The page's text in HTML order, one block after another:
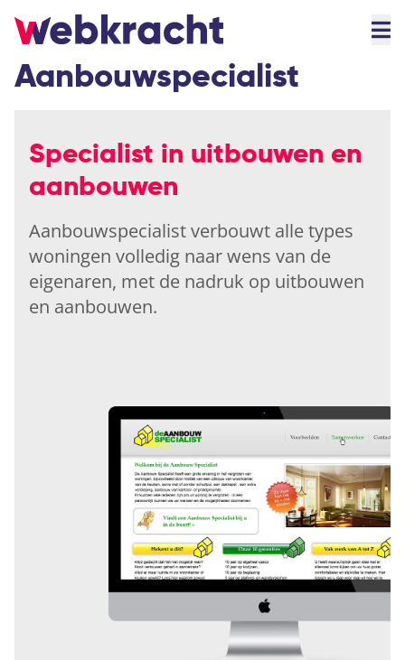
Aanbouwspecialist
Specialist in uitbouwen en
aanbouwen
Aanbouwspecialist verbouwt alle types
woningen volledig naar wens van de
eigenaren, met de nadruk op uitbouwen
en aanbouwen.